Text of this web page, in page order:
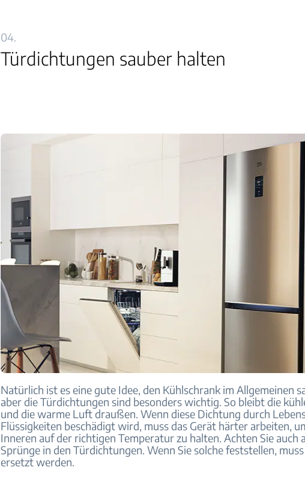
04.
Türdichtungen sauber halten
Natürlich ist es eine gute Idee, den Kühlschrank im Allgemeinen
aber die Türdichtungen sind besonders wichtig. So bleibt die
und die warme Luft draußen. Wenn diese Dichtung durch
Flüssigkeiten beschädigt wird, muss das Gerät härter arbeiten,
Inneren auf der richtigen Temperatur zu halten. Achten Sie auch
Sprünge in den Türdichtungen. Wenn Sie solche feststellen,
ersetzt werden.